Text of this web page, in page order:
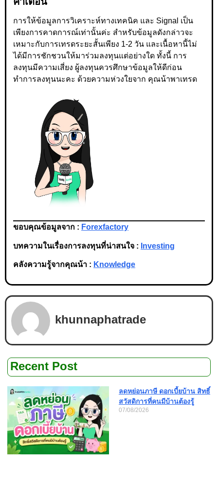
การให้ข้อมูลการวิเคราะห์ทางเทคนิค และ Signal เป็น
เพียงการคาดการณ์เท่านั้นค่ะ สำหรับข้อมูลดังกล่าวจะ
เหมาะกับการเทรดระยะสั้นเพียง 1-2 วัน และเนื้อหานี้ไม่
ได้มีการชักชวนให้มาร่วมลงทุนแต่อย่างใด ทั้งนี้ การ
ลงทุนมีความเสี่ยง ผู้ลงทุนควรศึกษาข้อมูลให้ดีก่อน
ทำการลงทุนนะคะ ด้วยความห่วงใยจาก คุณน้าพาเทรด
ขอบคุณข้อมูลจาก : Forexfactory
บทความในเรื่องการลงทุนที่น่าสนใจ : Investing
คลังความรู้จากคุณน้า : Knowledge
khunnaphatrade
Recent Post
ลดหย่อนภาษี ดอกเบี้ยบ้าน สิทธิ์
สวัสดิการที่คนมีบ้านต้องรู้
07/08/2026